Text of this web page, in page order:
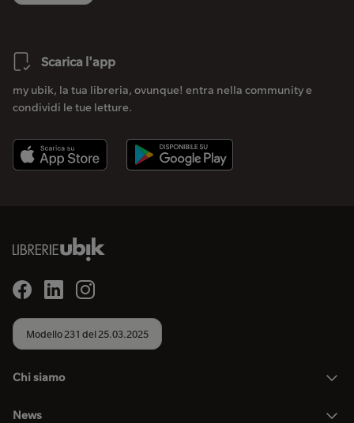
Scarica l'app
my ubik, la tua libreria, ovunque! entra nella community e
condividi le tue letture.
Modello 231 del 25.03.2025
Chi siamo
News